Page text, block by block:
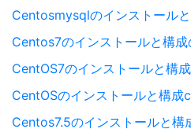
Centosmysqlのインストール
Centos7のインストールと構成
CentOS7のインストールと構
CentOSのインストールと構成
Centos7.5のインストールと